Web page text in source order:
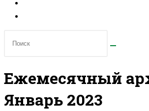
Ежемесячный
Январь 2023